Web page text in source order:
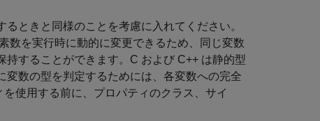
ときと同様のことを考慮に入れてください。
数を実行時に動的に変更できるため、同じ変数
することができます。C および C++ は静的型
数の型を判定するためには、各変数への完全
使用する前に、プロパティのクラス、サイ